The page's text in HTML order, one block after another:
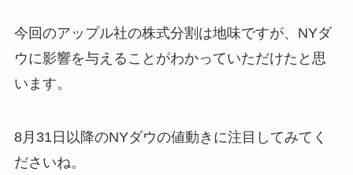
今回のアップル社の株式分割は地味ですが、NYダ
ウに影響を与えることがわかっていただけたと思
います。
8月31日以降のNYダウの値動きに注目してみてく
ださいね。